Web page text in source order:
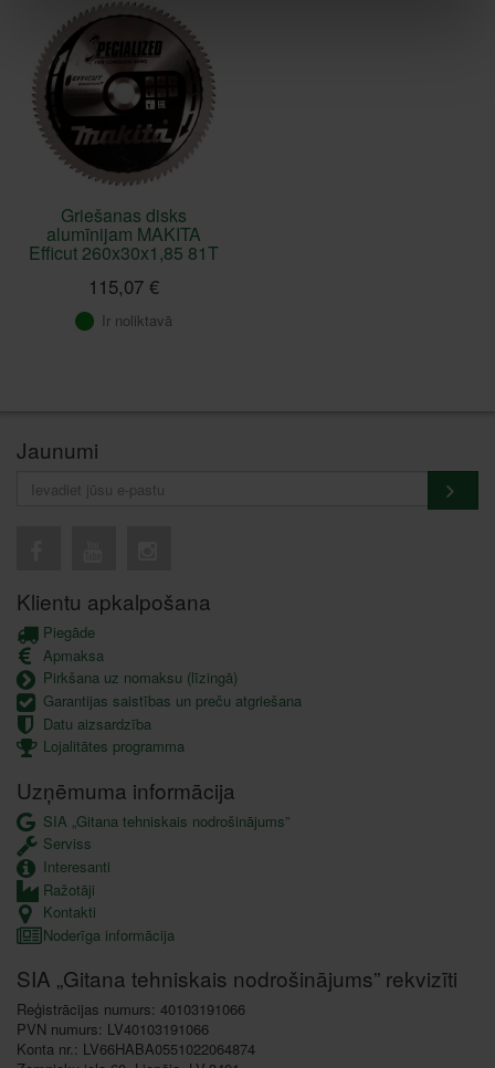
Griešanas disks
alumīnijam MAKITA
Efficut 260x30x1,85 81T
115,07 €
Ir noliktavā
Jaunumi
Klientu apkalpošana
Piegāde
Apmaksa
Pirkšana uz nomaksu (līzingā)
Garantijas saistības un preču atgriešana
Datu aizsardzība
Lojalitātes programma
Uzņēmuma informācija
SIA „Gitana tehniskais nodrošinājums”
Serviss
Interesanti
Ražotāji
Kontakti
Noderīga informācija
SIA „Gitana tehniskais nodrošinājums” rekvizīti
Reģistrācijas numurs: 40103191066
PVN numurs: LV40103191066
Konta nr.: LV66HABA0551022064874